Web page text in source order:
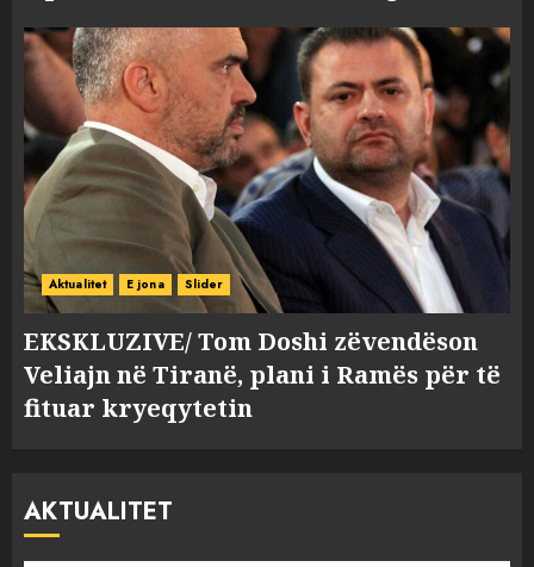
Aktualitet E jona Slider
EKSKLUZIVE/ Tom Doshi zëvendëson
Veliajn në Tiranë, plani i Ramës për të
fituar kryeqytetin
AKTUALITET